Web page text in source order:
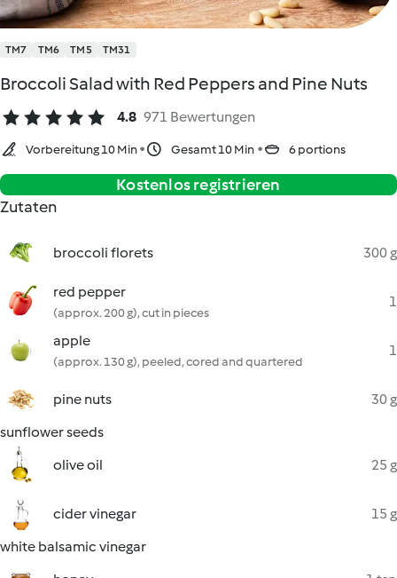
TM7 TM6 TM5 TM31
Broccoli Salad with Red Peppers and Pine Nuts
4.8 971 Bewertungen
Vorbereitung 10 Min Gesamt 10 Min 6 portions
Kostenlos registrieren
Zutaten
broccoli florets 300 g
red pepper
(approx. 200 g), cut in pieces
1
apple
(approx. 130 g), peeled, cored and quartered
1
pine nuts
30 g
sunflower seeds
olive oil
25 g
cider vinegar
15 g
white balsamic vinegar